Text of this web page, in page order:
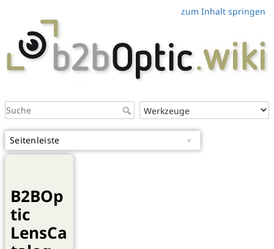
zum Inhalt springen
Seitenleiste
B2BOp
tic
LensCa